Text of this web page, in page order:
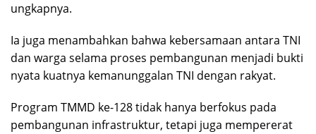
ungkapnya.
Ia juga menambahkan bahwa kebersamaan antara TNI
dan warga selama proses pembangunan menjadi bukti
nyata kuatnya kemanunggalan TNI dengan rakyat.
Program TMMD ke-128 tidak hanya berfokus pada
pembangunan infrastruktur, tetapi juga mempererat